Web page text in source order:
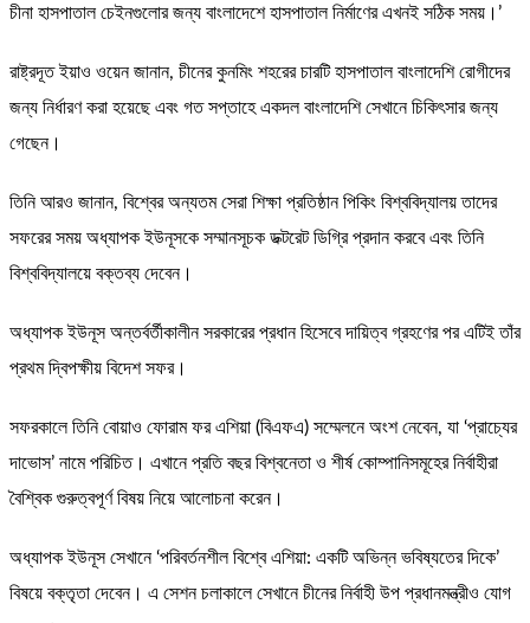
চীনা হাসপাতাল চেইনগুলোর জন্য বাংলাদেশে হাসপাতাল নির্মাণের এখনই সঠিক সময়।’
রাষ্ট্রদূত ইয়াও ওয়েন জানান, চীনের কুনমিং শহরের চারটি হাসপাতাল বাংলাদেশি রোগীদের
জন্য নির্ধারণ করা হয়েছে এবং গত সপ্তাহে একদল বাংলাদেশি সেখানে চিকিৎসার জন্য
গেছেন।
তিনি আরও জানান, বিশ্বের অন্যতম সেরা শিক্ষা প্রতিষ্ঠান পিকিং বিশ্ববিদ্যালয় তাদের
সফরের সময় অধ্যাপক ইউনূসকে সম্মানসূচক ডক্টরেট ডিগ্রি প্রদান করবে এবং তিনি
বিশ্ববিদ্যালয়ে বক্তব্য দেবেন।
অধ্যাপক ইউনূস অন্তর্বর্তীকালীন সরকারের প্রধান হিসেবে দায়িত্ব গ্রহণের পর এটিই তাঁর
প্রথম দ্বিপক্ষীয় বিদেশ সফর।
সফরকালে তিনি বোয়াও ফোরাম ফর এশিয়া (বিএফএ) সম্মেলনে অংশ নেবেন, যা ‘প্রাচ্যের
দাভোস’ নামে পরিচিত। এখানে প্রতি বছর বিশ্বনেতা ও শীর্ষ কোম্পানিসমূহের নির্বাহীরা
বৈশ্বিক গুরুত্বপূর্ণ বিষয় নিয়ে আলোচনা করেন।
অধ্যাপক ইউনূস সেখানে ‘পরিবর্তনশীল বিশ্বে এশিয়া: একটি অভিন্ন ভবিষ্যতের দিকে’
বিষয়ে বক্তৃতা দেবেন। এ সেশন চলাকালে সেখানে চীনের নির্বাহী উপ প্রধানমন্ত্রীও যোগ